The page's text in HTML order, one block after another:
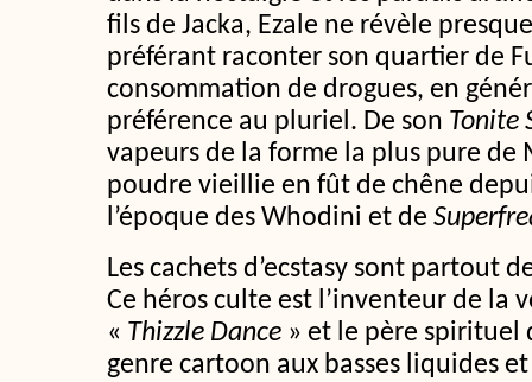
fils de Jacka, Ezale ne révèle
préférant raconter son quartier de
consommation de drogues, en
préférence au pluriel. De son Tonite
vapeurs de la forme la plus pure de
poudre vieillie en fût de chêne
l’époque des Whodini et de
Les cachets d’ecstasy sont partout
Ce héros culte est l’inventeur de la
« Thizzle Dance » et le père spirituel
genre cartoon aux basses liquides